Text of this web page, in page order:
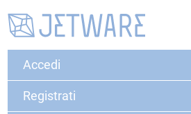
Accedi
Registrati